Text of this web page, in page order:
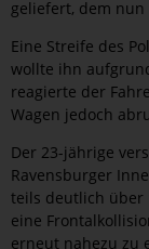
geliefert, dem
Eine Streife des
wollte ihn
reagierte der
Wagen jedoch
Der 23-jährige
Ravensburger
teils deutlich über
eine
erneut nahezu zu